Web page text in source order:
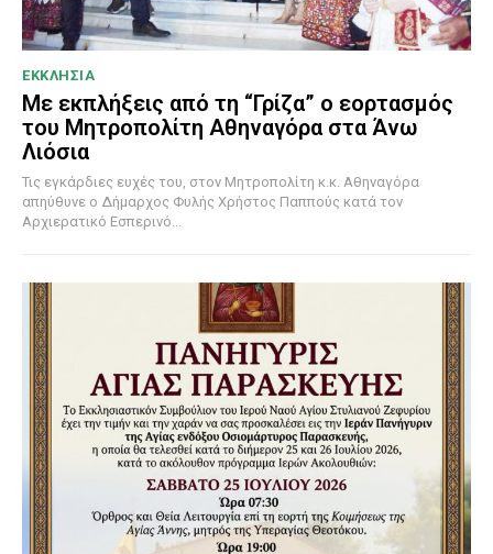
ΕΚΚΛΗΣΙΑ
Με εκπλήξεις από τη “Γρίζα” ο εορτασμός
του Μητροπολίτη Αθηναγόρα στα Άνω
Λιόσια
Τις εγκάρδιες ευχές του, στον Μητροπολίτη κ.κ. Αθηναγόρα
απηύθυνε ο Δήμαρχος Φυλής Χρήστος Παππούς κατά τον
Αρχιερατικό Εσπερινό...